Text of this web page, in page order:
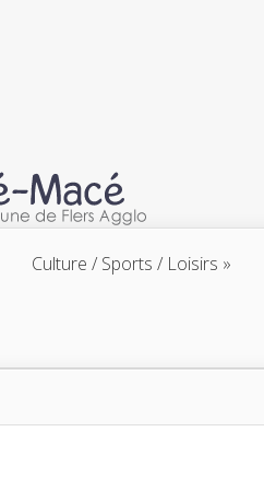
Culture / Sports / Loisirs